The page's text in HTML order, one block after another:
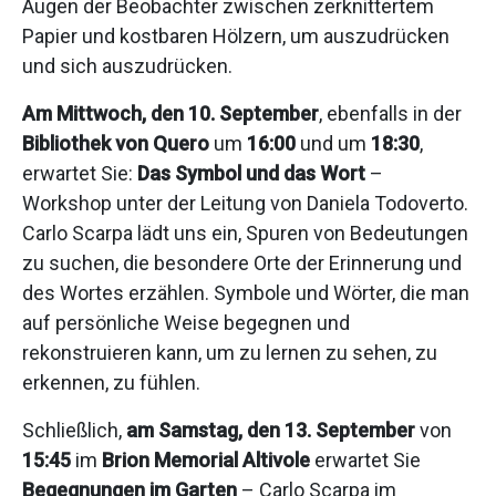
Augen der Beobachter zwischen zerknittertem
Papier und kostbaren Hölzern, um auszudrücken
und sich auszudrücken.
Am Mittwoch, den 10. September, ebenfalls in der
Bibliothek von Quero um 16:00 und um 18:30,
erwartet Sie: Das Symbol und das Wort –
Workshop unter der Leitung von Daniela Todoverto.
Carlo Scarpa lädt uns ein, Spuren von Bedeutungen
zu suchen, die besondere Orte der Erinnerung und
des Wortes erzählen. Symbole und Wörter, die man
auf persönliche Weise begegnen und
rekonstruieren kann, um zu lernen zu sehen, zu
erkennen, zu fühlen.
Schließlich, am Samstag, den 13. Septembervon
15:45 im Brion Memorial Altivole erwartet Sie
Begegnungen im Garten – Carlo Scarpa im